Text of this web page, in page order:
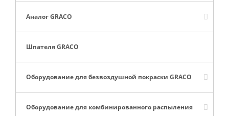
Аналог GRACO
Шпателя GRACO
Оборудование для безвоздушной покраски GRACO
Оборудование для комбинированного распыления